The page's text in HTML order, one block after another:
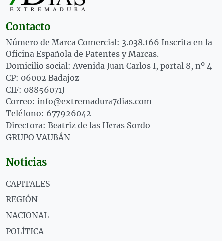
Contacto
Número de Marca Comercial: 3.038.166 Inscrita en la
Oficina Española de Patentes y Marcas.
Domicilio social: Avenida Juan Carlos I, portal 8, nº 4
CP: 06002 Badajoz
CIF: 08856071J
Correo: info@extremadura7dias.com
Teléfono: 677926042
Directora: Beatriz de las Heras Sordo
GRUPO VAUBÁN
Noticias
CAPITALES
REGIÓN
NACIONAL
POLÍTICA